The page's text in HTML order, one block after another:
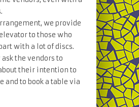
we provide
to those who
with a lot of discs.
the vendors to
their intention to
and to book a table via